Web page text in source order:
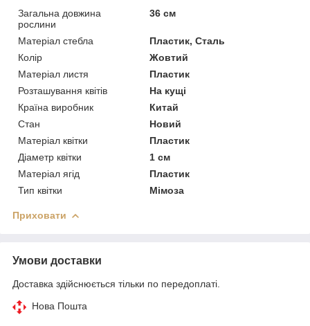
Загальна довжина
рослини
36 см
Матеріал стебла
Пластик, Сталь
Колір
Жовтий
Матеріал листя
Пластик
Розташування квітів
На кущі
Країна виробник
Китай
Стан
Новий
Матеріал квітки
Пластик
Діаметр квітки
1 см
Матеріал ягід
Пластик
Тип квітки
Мімоза
Приховати
Умови доставки
Доставка здійснюється тільки по передоплаті.
Нова Пошта